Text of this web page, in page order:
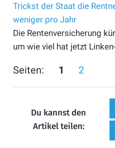
Trickst der Staat die
weniger pro Jahr
Die Rentenversicherung
um wie viel hat jetzt
Seiten: 1 2
Du kannst den
Artikel teilen: